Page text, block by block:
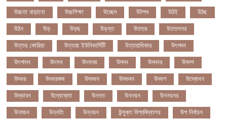
উচ্চতা বাড়ানো উচ্চশিক্ষা উচ্ছেদ উটপখ উঠই উঠছ
উঠন উড় উড়ছ উড়ন্ত উততর উততলনর
উত্তর কোরিয়া উত্তরা ইউনিভার্সিটি উত্তরাধিকার উৎপদন
উৎপাদন উৎসব উৎসবর উদদন উদদনর উদদশ
উদধর উদধরকজ উদবধন উদভবন উদযগ উদ্বোধন
উদ্ভাবন উদ্যোক্তা উননত উননয়ন উননয়নর
উনমচন উন্নতি উন্নয়ন উন্মুক্ত বিশ্ববিদ্যালয় উপ নির্বাচন